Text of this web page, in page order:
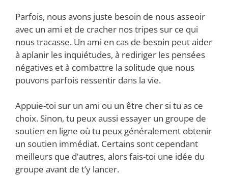
Parfois, nous avons juste besoin de nous asseoir
avec un ami et de cracher nos tripes sur ce qui
nous tracasse. Un ami en cas de besoin peut aider
à aplanir les inquiétudes, à rediriger les pensées
négatives et à combattre la solitude que nous
pouvons parfois ressentir dans la vie.
Appuie-toi sur un ami ou un être cher si tu as ce
choix. Sinon, tu peux aussi essayer un groupe de
soutien en ligne où tu peux généralement obtenir
un soutien immédiat. Certains sont cependant
meilleurs que d’autres, alors fais-toi une idée du
groupe avant de t’y lancer.